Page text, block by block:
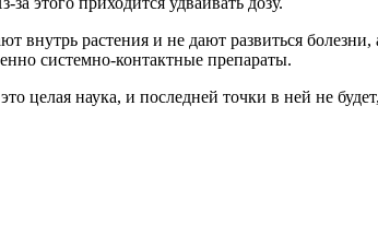
растения и не дают развиться
системно-контактные препараты.
наука, и последней точки в ней не будет,